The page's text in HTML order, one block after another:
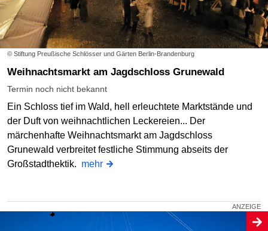
© Stiftung Preußische Schlösser und Gärten Berlin-Brandenburg
Weihnachtsmarkt am Jagdschloss Grunewald
Termin noch nicht bekannt
Ein Schloss tief im Wald, hell erleuchtete Marktstände und
der Duft von weihnachtlichen Leckereien... Der
märchenhafte Weihnachtsmarkt am Jagdschloss
Grunewald verbreitet festliche Stimmung abseits der
Großstadthektik. mehr